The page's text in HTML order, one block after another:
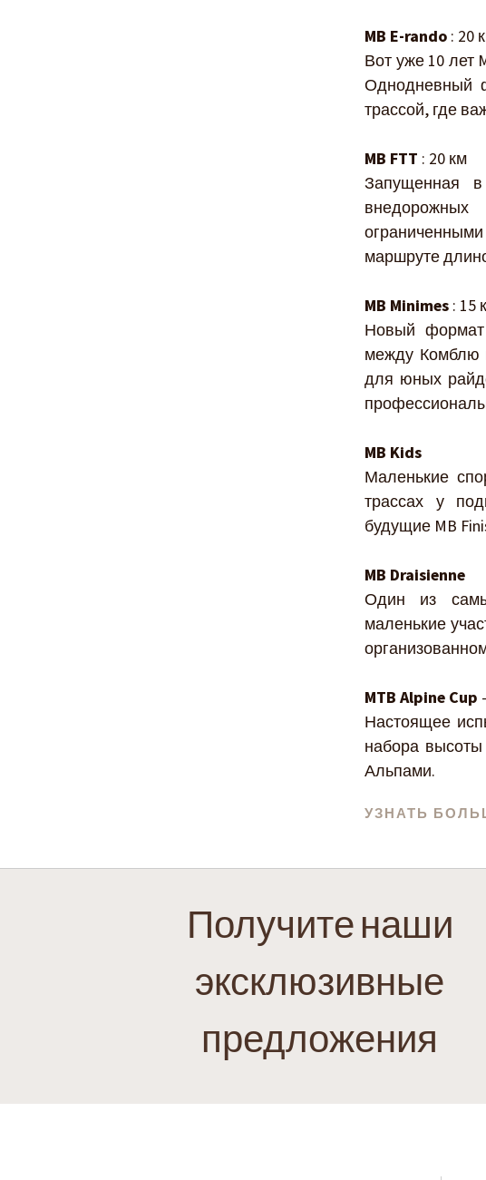
MB E-rando : 20
Вот уже 10 лет
Однодневный
трассой, где
MB FTT : 20 км
Запущенная в
маршруте
MB Minimes : 15
Новый формат
между Комблю
для юных
MB Kids
Маленькие
трассах у
будущие MB
MB Draisienne
Один из
маленькие
MTB Alpine Cup
Настоящее
набора
Альпами.
УЗНАТЬ
Получите наши
эксклюзивные
предложения